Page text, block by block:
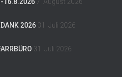
2026 31. Juli 2026
31. Juli 2026